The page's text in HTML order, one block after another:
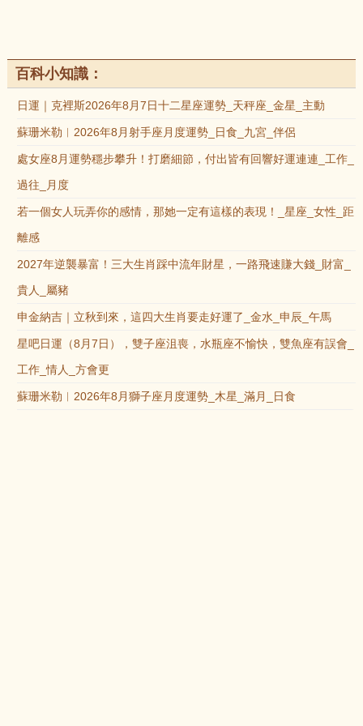
百科小知識：
日運｜克裡斯2026年8月7日十二星座運勢_天秤座_金星_主動
蘇珊米勒︱2026年8月射手座月度運勢_日食_九宮_伴侶
處女座8月運勢穩步攀升！打磨細節，付出皆有回響好運連連_工作_
過往_月度
若一個女人玩弄你的感情，那她一定有這樣的表現！_星座_女性_距
離感
2027年逆襲暴富！三大生肖踩中流年財星，一路飛速賺大錢_財富_
貴人_屬豬
申金納吉｜立秋到來，這四大生肖要走好運了_金水_申辰_午馬
星吧日運（8月7日），雙子座沮喪，水瓶座不愉快，雙魚座有誤會_
工作_情人_方會更
蘇珊米勒︱2026年8月獅子座月度運勢_木星_滿月_日食